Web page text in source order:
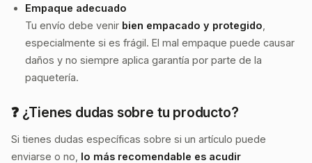
Empaque adecuado
Tu envío debe venir bien empacado y protegido
especialmente si es frágil. El mal empaque puede causar
daños y no siempre aplica garantía por parte de la
paquetería.
❓ ¿Tienes dudas sobre tu producto?
Si tienes dudas específicas sobre si un artículo puede
enviarse o no, lo más recomendable es acudir